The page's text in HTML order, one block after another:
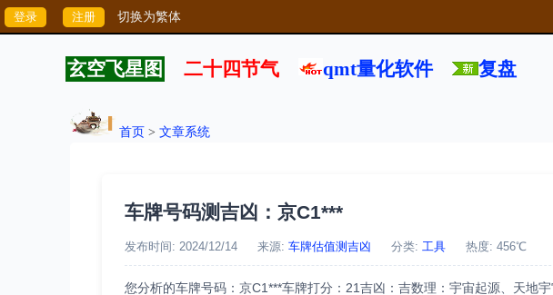
切换为繁体
玄空飞星图 二十四节气 qmt量化软件 复盘
首页 > 文章系统
车牌号码测吉凶：京C1***
发布时间: 2024/12/14 来源: 车牌估值测吉凶 分类: 工具 热度: 456℃
您分析的车牌号码：京C1***车牌打分：21吉凶：吉数理：宇宙起源、天地